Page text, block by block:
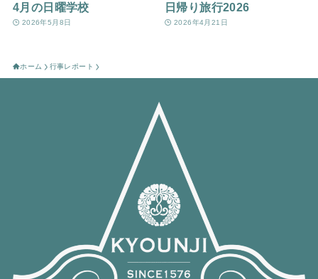
4月の日曜学校
2026年5月8日
日帰り旅行2026
2026年4月21日
ホーム 行事レポート